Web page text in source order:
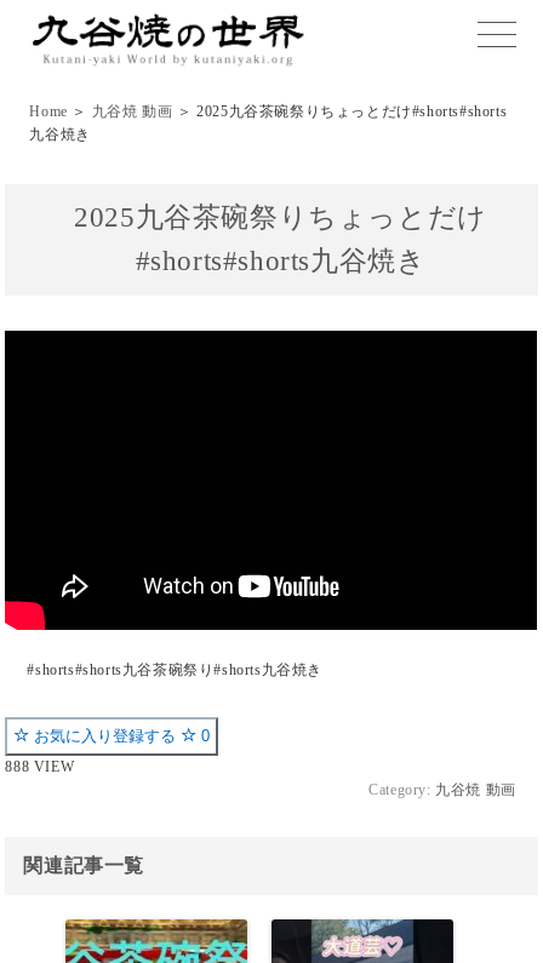
toggle
Home ＞ 九谷焼 動画 ＞ 2025九谷茶碗祭りちょっとだけ#shorts#shorts
九谷焼き
2025九谷茶碗祭りちょっとだけ
#shorts#shorts九谷焼き
#shorts#shorts九谷茶碗祭り#shorts九谷焼き
お気に入り登録する 0
888 VIEW
Category: 九谷焼 動画
関連記事一覧